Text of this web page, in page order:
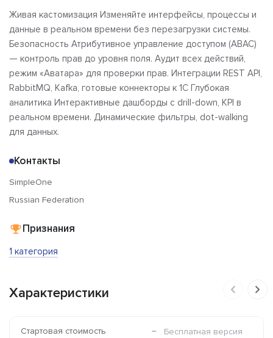
Живая кастомизация Изменяйте интерфейсы, процессы и
данные в реальном времени без перезагрузки системы.
Безопасность Атрибутивное управление доступом (ABAC)
— контроль прав до уровня поля. Аудит всех действий,
режим «Аватара» для проверки прав. Интеграции REST API,
RabbitMQ, Kafka, готовые коннекторы к 1С Глубокая
аналитика Интерактивные дашборды с drill-down, KPI в
реальном времени. Динамические фильтры, dot-walking
для данных.
Контакты
SimpleOne
Russian Federation
Признания
1 категория
Характеристики
Стартовая стоимость Бесплатная версия